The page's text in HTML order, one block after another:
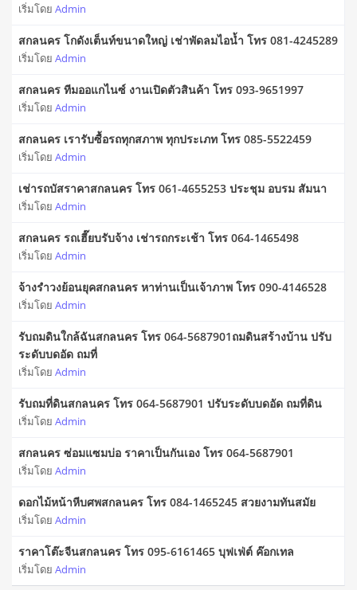
เริ่มโดย Admin
สกลนคร โกดังเต็นท์ขนาดใหญ่ เช่าพัดลมไอน้ำ โทร 081-4245289
เริ่มโดย Admin
สกลนคร ทีมออแกไนซ์ งานเปิดตัวสินค้า โทร 093-9651997
เริ่มโดย Admin
สกลนคร เรารับซื้อรถทุกสภาพ ทุกประเภท โทร 085-5522459
เริ่มโดย Admin
เช่ารถบัสราคาสกลนคร โทร 061-4655253 ประชุม อบรม สัมนา
เริ่มโดย Admin
สกลนคร รถเฮี๊ยบรับจ้าง เช่ารถกระเช้า โทร 064-1465498
เริ่มโดย Admin
จ้างรำวงย้อนยุคสกลนคร หาท่านเป็นเจ้าภาพ โทร 090-4146528
เริ่มโดย Admin
รับถมดินใกล้ฉันสกลนคร โทร 064-5687901ถมดินสร้างบ้าน ปรับ
ระดับบดอัด ถมที่
เริ่มโดย Admin
รับถมที่ดินสกลนคร โทร 064-5687901 ปรับระดับบดอัด ถมที่ดิน
เริ่มโดย Admin
สกลนคร ซ่อมแซมบ่อ ราคาเป็นกันเอง โทร 064-5687901
เริ่มโดย Admin
ดอกไม้หน้าหีบศพสกลนคร โทร 084-1465245 สวยงามทันสมัย
เริ่มโดย Admin
ราคาโต๊ะจีนสกลนคร โทร 095-6161465 บุฟเฟ่ต์ ค๊อกเทล
เริ่มโดย Admin